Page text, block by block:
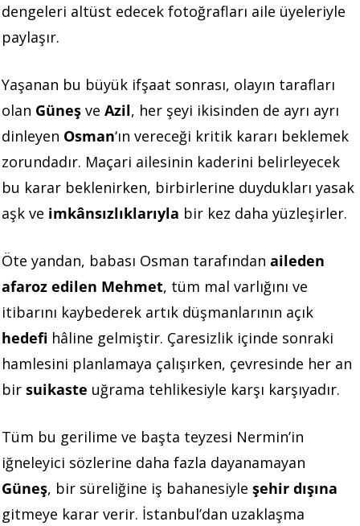
dengeleri altüst edecek fotoğrafları aile üyeleriyle
paylaşır.
Yaşanan bu büyük ifşaat sonrası, olayın tarafları
olan Güneş ve Azil, her şeyi ikisinden de ayrı ayrı
dinleyen Osman‘ın vereceği kritik kararı beklemek
zorundadır. Maçari ailesinin kaderini belirleyecek
bu karar beklenirken, birbirlerine duydukları yasak
aşk ve imkânsızlıklarıyla bir kez daha yüzleşirler.
Öte yandan, babası Osman tarafından aileden
afaroz edilen Mehmet, tüm mal varlığını ve
itibarını kaybederek artık düşmanlarının açık
hedefi hâline gelmiştir. Çaresizlik içinde sonraki
hamlesini planlamaya çalışırken, çevresinde her an
bir suikaste uğrama tehlikesiyle karşı karşıyadır.
Tüm bu gerilime ve başta teyzesi Nermin’in
iğneleyici sözlerine daha fazla dayanamayan
Güneş, bir süreliğine iş bahanesiyle şehir dışına
gitmeye karar verir. İstanbul’dan uzaklaşma